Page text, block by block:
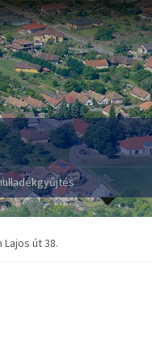
Lajos út 38.